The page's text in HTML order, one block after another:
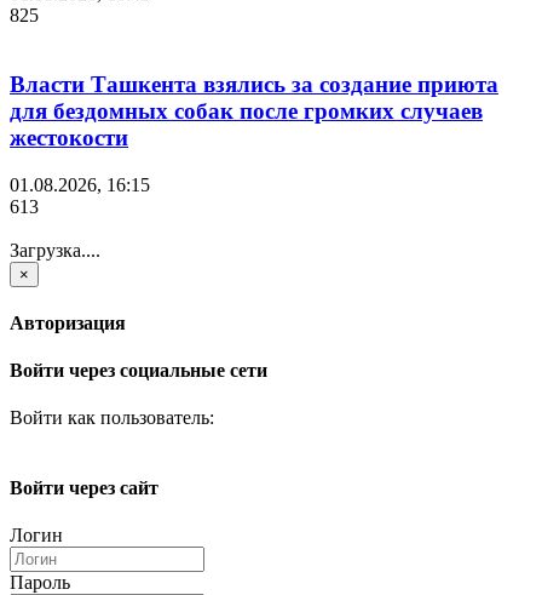
825
Власти Ташкента взялись за создание приюта
для бездомных собак после громких случаев
жестокости
01.08.2026, 16:15
613
Загрузка....
×
Авторизация
Войти через социальные сети
Войти как пользователь:
Войти через сайт
Логин
Пароль